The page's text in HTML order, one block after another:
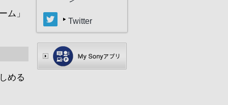
ム」
める
Twitter